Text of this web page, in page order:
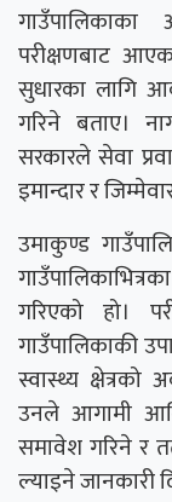
परीक्षणबाट
सुधारका लागि
गरिने बताए।
सरकारले सेवा
इमान्दार र
उमाकुण्ड
गरिएको हो।
गाउँपालिकाकी
स्वास्थ्य
उनले आगामी
समावेश गरिने र
ल्याइने जानकारी